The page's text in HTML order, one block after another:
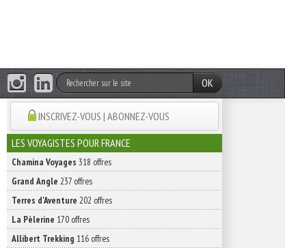
OK
INSCRIVEZ-VOUS | ABONNEZ-VOUS
LES VOYAGISTES POUR FRANCE
Chamina Voyages 318 offres
Grand Angle 237 offres
Terres d'Aventure 202 offres
La Pèlerine 170 offres
Allibert Trekking 116 offres